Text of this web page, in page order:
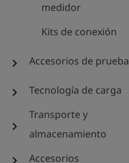
medidor
Kits de conexión
chevron_right Accesorios de prueba
chevron_right Tecnología de carga
chevron_right
Transporte y
almacenamiento
Accesorios